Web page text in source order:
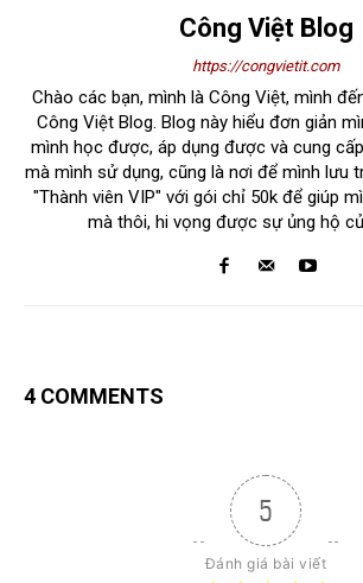
Công Việt Blog
https://congvietit.com
Chào các bạn, mình là Công Việt, mình
Công Việt Blog. Blog này hiểu đơn giản
mình học được, áp dụng được và cung
mà mình sử dụng, cũng là nơi để mình lưu
"Thành viên VIP" với gói chỉ 50k để giúp
mà thôi, hi vọng được sự ủng hộ
4 COMMENTS
5
Đánh giá bài viết